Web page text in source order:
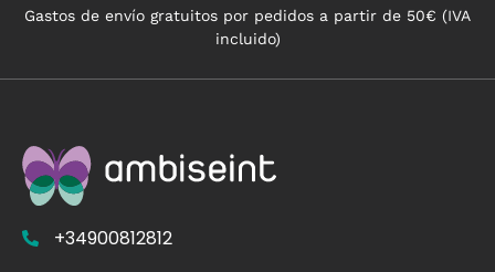
Gastos de envío gratuitos por pedidos a partir de 50€ (IVA
incluido)
+34900812812